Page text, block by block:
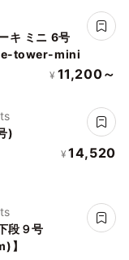
キ ミニ 6号
tower-mini
¥ 11,200～
)
¥ 14,520
段９号
】